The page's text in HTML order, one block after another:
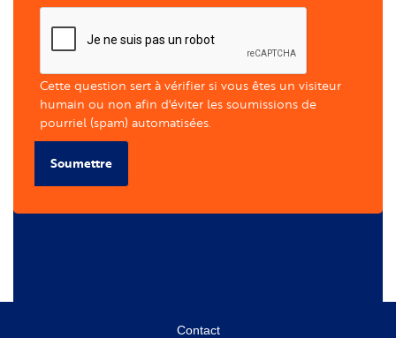
Cette question sert à vérifier si vous êtes un visiteur
humain ou non afin d'éviter les soumissions de
pourriel (spam) automatisées.
Soumettre
Contact